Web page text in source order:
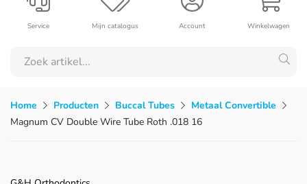
Winkelwagen
Account
Mijn catalogus
Service
Home Producten Buccal Tubes
Metaal Convertible
Magnum CV Double Wire Tube Roth .018 16